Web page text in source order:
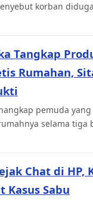
korban
Tangkap
Rumahan,
pemuda
selama tiga
Chat di HP,
Kasus Sabu